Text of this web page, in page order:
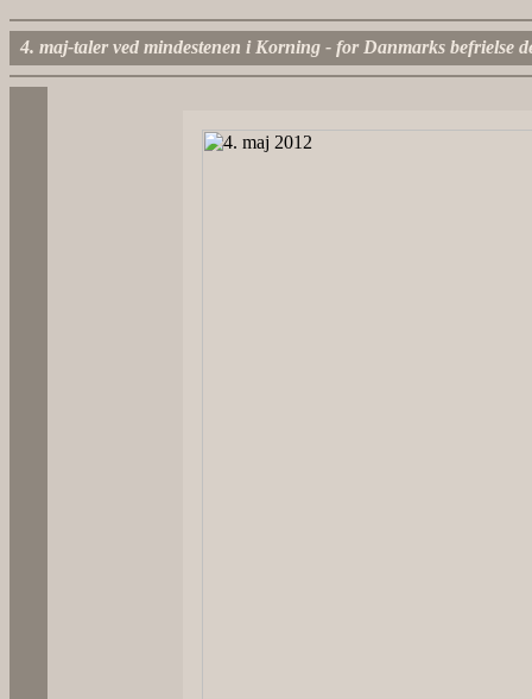
4. maj-taler ved mindestenen i Korning - for Danmarks befrielse